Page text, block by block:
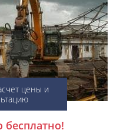
цены и
бесплатно!